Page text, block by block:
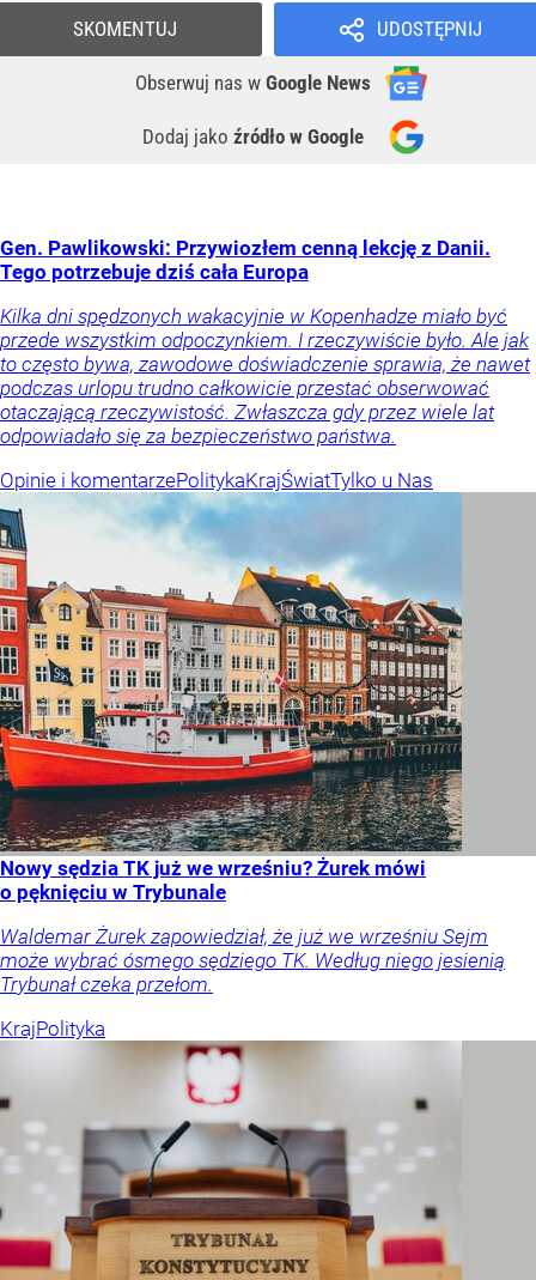
UDOSTĘPNIJ
Obserwuj nas w Google News
Dodaj jako źródło w Google
SKOMENTUJ
Gen. Pawlikowski: Przywiozłem cenną lekcję z Danii.
Tego potrzebuje dziś cała Europa
Kilka dni spędzonych wakacyjnie w Kopenhadze miało być
przede wszystkim odpoczynkiem. I rzeczywiście było. Ale jak
to często bywa, zawodowe doświadczenie sprawia, że nawet
podczas urlopu trudno całkowicie przestać obserwować
otaczającą rzeczywistość. Zwłaszcza gdy przez wiele lat
odpowiadało się za bezpieczeństwo państwa.
Opinie i komentarzePolitykaKrajŚwiatTylko u Nas
Nowy sędzia TK już we wrześniu? Żurek mówi
o pęknięciu w Trybunale
Waldemar Żurek zapowiedział, że już we wrześniu Sejm
może wybrać ósmego sędziego TK. Według niego jesienią
Trybunał czeka przełom.
KrajPolityka